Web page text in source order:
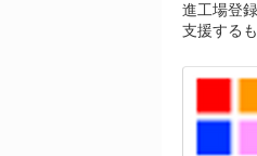
進工場登
支援する